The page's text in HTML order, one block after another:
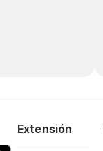
Extensión